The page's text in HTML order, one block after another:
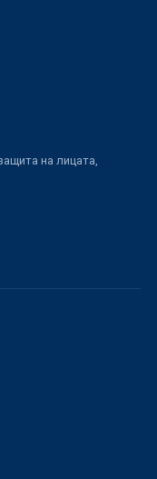
на лицата,